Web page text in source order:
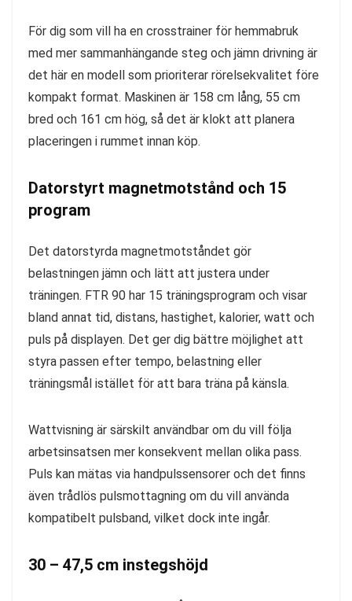
För dig som vill ha en crosstrainer för hemmabruk
med mer sammanhängande steg och jämn drivning är
det här en modell som prioriterar rörelsekvalitet före
kompakt format. Maskinen är 158 cm lång, 55 cm
bred och 161 cm hög, så det är klokt att planera
placeringen i rummet innan köp.
Datorstyrt magnetmotstånd och 15
program
Det datorstyrda magnetmotståndet gör
belastningen jämn och lätt att justera under
träningen. FTR 90 har 15 träningsprogram och visar
bland annat tid, distans, hastighet, kalorier, watt och
puls på displayen. Det ger dig bättre möjlighet att
styra passen efter tempo, belastning eller
träningsmål istället för att bara träna på känsla.
Wattvisning är särskilt användbar om du vill följa
arbetsinsatsen mer konsekvent mellan olika pass.
Puls kan mätas via handpulssensorer och det finns
även trådlös pulsmottagning om du vill använda
kompatibelt pulsband, vilket dock inte ingår.
30 – 47,5 cm instegshöjd